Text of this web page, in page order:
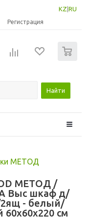
KZ RU
Регистрация
Найти
МЕТОД
МЕТОД /
Выс шкаф д/
- белый/
см